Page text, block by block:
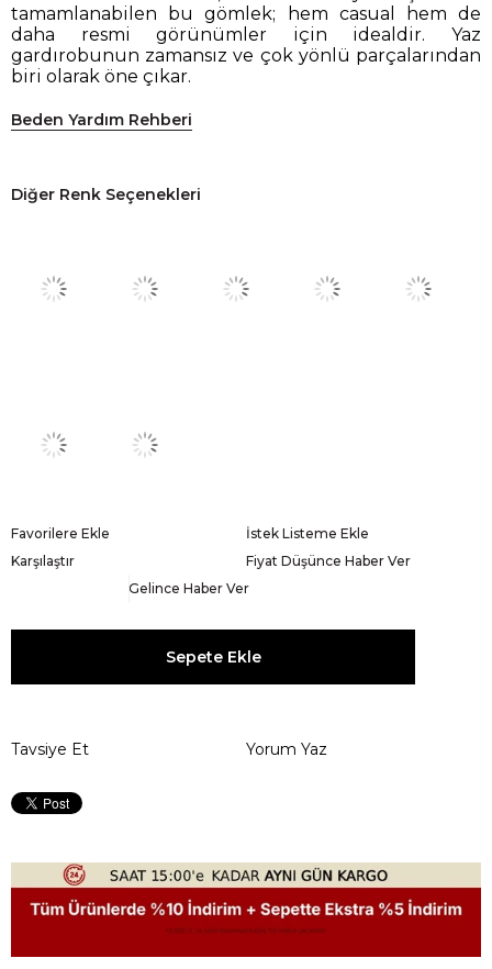
tamamlanabilen bu gömlek; hem casual hem de
daha resmi görünümler için idealdir. Yaz
gardırobunun zamansız ve çok yönlü parçalarından
biri olarak öne çıkar.
Beden Yardım Rehberi
Diğer Renk Seçenekleri
Favorilere Ekle
İstek Listeme Ekle
Karşılaştır
Fiyat Düşünce Haber Ver
Gelince Haber Ver
Tavsiye Et Yorum Yaz